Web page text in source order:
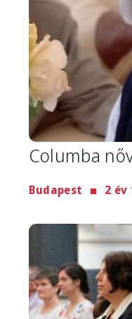
Columba
Budapest 2 év
Image